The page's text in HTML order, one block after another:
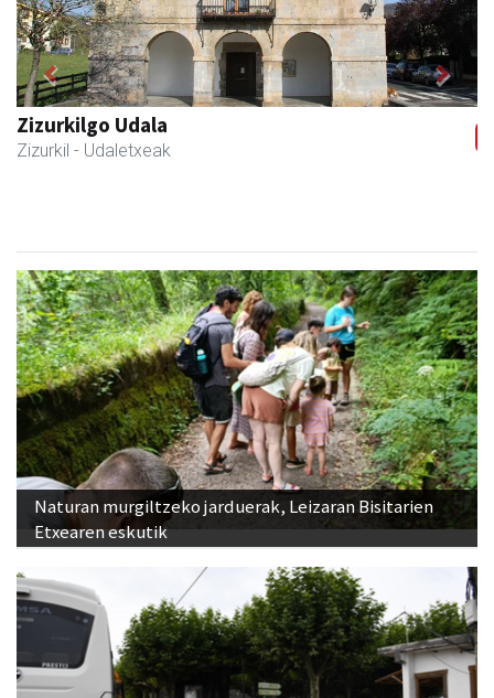
Zizurkilgo Udala
Zizurkil - Udaletxeak
Previous Next
Naturan murgiltzeko jarduerak, Leizaran Bisitarien
Etxearen eskutik